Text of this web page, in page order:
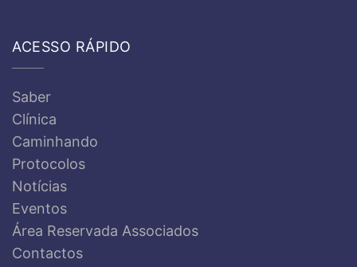
ACESSO RÁPIDO
Saber
Clínica
Caminhando
Protocolos
Notícias
Eventos
Área Reservada Associados
Contactos